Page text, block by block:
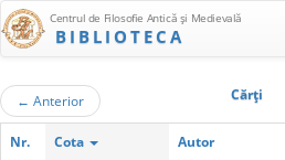
Centrul de Filosofie Antică şi Medievală
BIBLIOTECA
← Anterior Cărţi
Nr. Cota Autor